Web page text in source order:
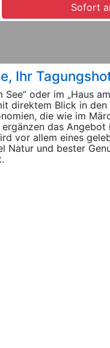
Sofort
Ihr
oder im „Haus
direktem Blick in den
die wie im
das Angebot
vor allem eines
Natur und bester